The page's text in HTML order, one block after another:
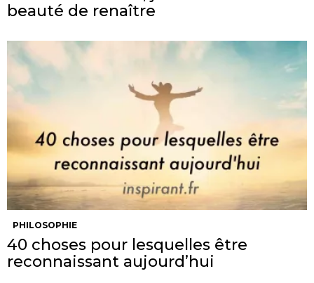
beauté de renaître
PHILOSOPHIE
40 choses pour lesquelles être
reconnaissant aujourd’hui